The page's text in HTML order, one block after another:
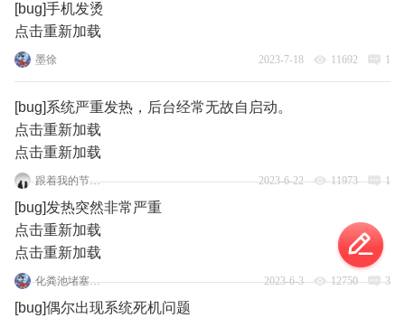
[bug]手机发烫
点击重新加载
墨徐 2023-7-18 11692 1
[bug]系统严重发热，后台经常无故自启动。
点击重新加载
点击重新加载
跟着我的节奏嗨起来 2023-6-22 11973 1
[bug]发热突然非常严重
点击重新加载
点击重新加载
化粪池堵塞的凶手 2023-6-3 12750 3
[bug]偶尔出现系统死机问题